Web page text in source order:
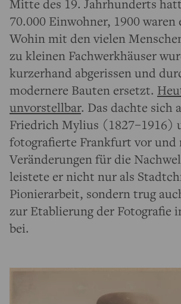
Mitte des 19. Jahrhunderts
70.000 Einwohner, 1900 waren
Wohin mit den vielen
zu kleinen Fachwerkhäuser
kurzerhand abgerissen und
modernere Bauten ersetzt.
unvorstellbar. Das dachte sich
Friedrich Mylius (1827–1916)
fotografierte Frankfurt vor und
Veränderungen für die
leistete er nicht nur als
Pionierarbeit, sondern trug
zur Etablierung der Fotografie
bei.